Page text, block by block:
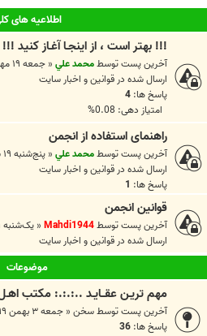
اطلاعیه های
!!! بهتر است ، از اينجـا آغـاز کنيد !!!
آخرین پست توسطمحمد علي« جمعه ۱۹ مهر ۱۳۸۷, ۶:۳۹ ب.ظ
ارسال شده در قوانين و اخبار سايت
پاسخ ها: 4
امتیاز دهی: 0.08%
راهنمای استفاده از انجمن
آخرین پست توسطمحمد علي« پنج‌شنبه ۱۹ شهریور ۱۳۸۸, ۱:۰۸ ب.ظ
ارسال شده در قوانين و اخبار سايت
پاسخ ها: 1
قوانین انجمن
آخرین پست توسطMahdi1944
« یک‌شنبه ۱ بهمن ۱۳۸۵, ۱۲:۰۰ ب.ظ
ارسال شده در قوانين و اخبار سايت
موضوعات
مهم تريـن عقــايـد ..:.:.: مکتب
آخرین پست توسطسخن« جمعه ۳ بهمن ۱۳۹۹, ۶:۲۰ ب.ظ
پاسخ ها: 36